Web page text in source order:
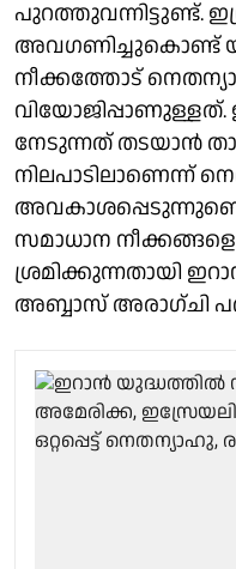
പുറത്തുവന്നിട്ടുണ്ട്.
നീക്കത്തോട്
നേടുന്നത് തടയാൻ
നിലപാടിലാണെന്ന്
സമാധാന
ശ്രമിക്കുന്നതായി
അബ്ബാസ് അരാഗ്ചി